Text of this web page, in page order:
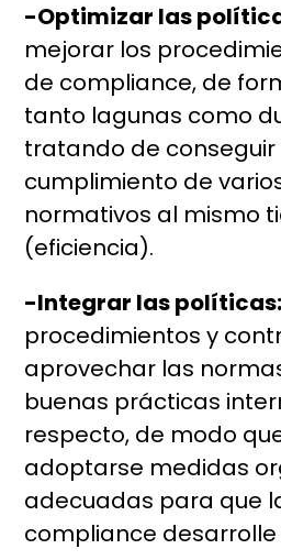
-Optimizar las
mejorar los
de compliance, de
tanto lagunas como
tratando de conseguir
cumplimiento de
normativos al mismo
(eficiencia).
-Integrar las políticas:
procedimientos y
aprovechar las
buenas prácticas
respecto, de modo
adoptarse medidas
adecuadas para que
compliance